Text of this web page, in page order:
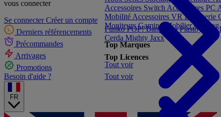
vous connecter
Se connecter Créer un compte
Derniers référencements
Précommandes
Arrivages
Promotions
Besoin d'aide ?
FR
Accessoires Switch Accessoires PC
Mobilité Accessoires VRBagagerie
Moniteurs Gaming
Mobilier Gaming
Top Marques
Tout voir
Funko POP!BanprestoPlastoy Stor
Cerda Mighty Jaxx
Top Licences
Tout voir